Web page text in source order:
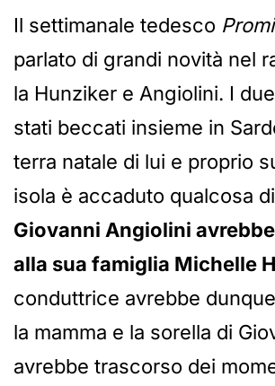
Il settimanale tedesco
parlato di grandi novità nel
la Hunziker e Angiolini. I
stati beccati insieme in
terra natale di lui e proprio
isola è accaduto qualcosa
Giovanni Angiolini
alla sua famiglia Michelle
conduttrice avrebbe
la mamma e la sorella di
avrebbe trascorso dei